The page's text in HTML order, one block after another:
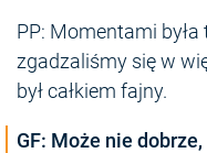
PP: Momentami
zgadzaliśmy się w
był całkiem fajny.
GF: Może nie